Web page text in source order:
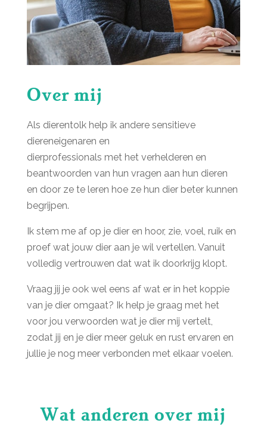
Over mij
Als dierentolk help ik andere sensitieve
diereneigenaren en
dierprofessionals met het verhelderen en
beantwoorden van hun vragen aan hun dieren
en door ze te leren hoe ze hun dier beter kunnen
begrijpen.
Ik stem me af op je dier en hoor, zie, voel, ruik en
proef wat jouw dier aan je wil vertellen. Vanuit
volledig vertrouwen dat wat ik doorkrijg klopt.
Vraag jij je ook wel eens af wat er in het koppie
van je dier omgaat? Ik help je graag met het
voor jou verwoorden wat je dier mij vertelt,
zodat jij en je dier meer geluk en rust ervaren en
jullie je nog meer verbonden met elkaar voelen.
Wat anderen over mij